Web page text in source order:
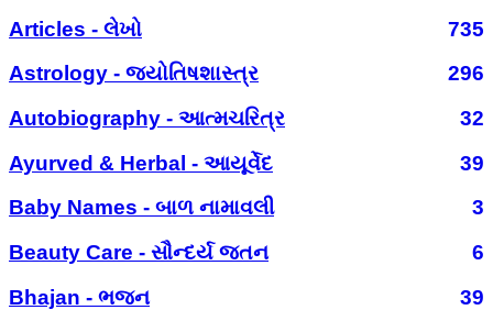
Articles - લેખો
735
Astrology - જ્યોતિષશાસ્ત્ર
296
Autobiography - આત્મચરિત્ર
32
Ayurved & Herbal - આયૂર્વેદ
39
Baby Names - બાળ નામાવલી
3
Beauty Care - સૌન્દર્ય જતન
6
Bhajan - ભજન
39